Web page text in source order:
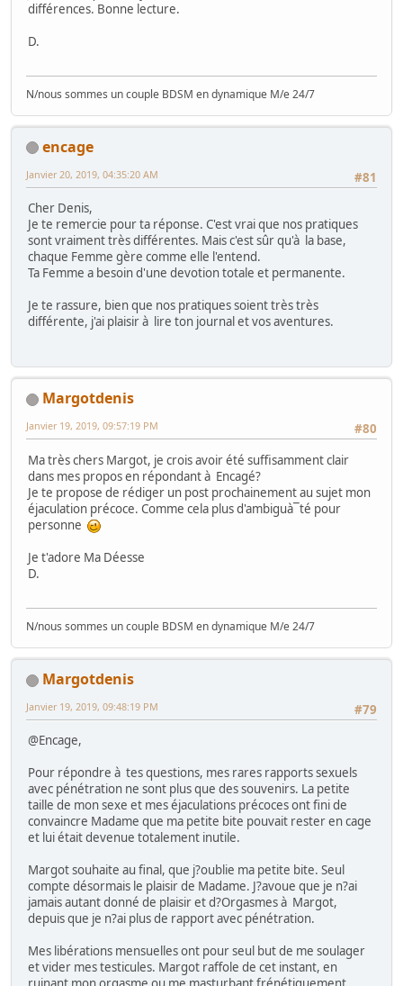
différences. Bonne lecture.
D.
N/nous sommes un couple BDSM en dynamique M/e 24/7
encage
#81
Janvier 20, 2019, 04:35:20 AM
Cher Denis,
Je te remercie pour ta réponse. C'est vrai que nos pratiques
sont vraiment très différentes. Mais c'est sûr qu'à la base,
chaque Femme gère comme elle l'entend.
Ta Femme a besoin d'une devotion totale et permanente.
Je te rassure, bien que nos pratiques soient très très
différente, j'ai plaisir à lire ton journal et vos aventures.
Margotdenis
#80
Janvier 19, 2019, 09:57:19 PM
Ma très chers Margot, je crois avoir été suffisamment clair
dans mes propos en répondant à Encagé?
Je te propose de rédiger un post prochainement au sujet mon
éjaculation précoce. Comme cela plus d'ambiguà¯té pour
personne
Je t'adore Ma Déesse
D.
N/nous sommes un couple BDSM en dynamique M/e 24/7
Margotdenis
#79
Janvier 19, 2019, 09:48:19 PM
@Encage,
Pour répondre à tes questions, mes rares rapports sexuels
avec pénétration ne sont plus que des souvenirs. La petite
taille de mon sexe et mes éjaculations précoces ont fini de
convaincre Madame que ma petite bite pouvait rester en cage
et lui était devenue totalement inutile.
Margot souhaite au final, que j?oublie ma petite bite. Seul
compte désormais le plaisir de Madame. J?avoue que je n?ai
jamais autant donné de plaisir et d?Orgasmes à Margot,
depuis que je n?ai plus de rapport avec pénétration.
Mes libérations mensuelles ont pour seul but de me soulager
et vider mes testicules. Margot raffole de cet instant, en